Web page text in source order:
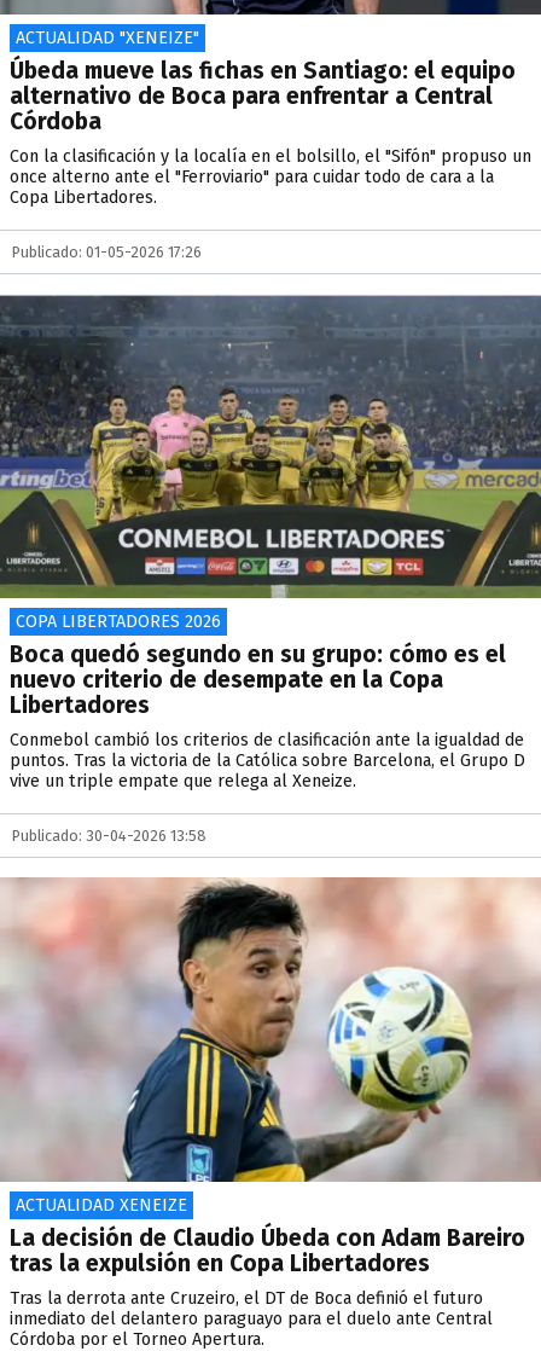
ACTUALIDAD "XENEIZE"
Úbeda mueve las fichas en Santiago: el equipo
alternativo de Boca para enfrentar a Central
Córdoba
Con la clasificación y la localía en el bolsillo, el "Sifón" propuso un
once alterno ante el "Ferroviario" para cuidar todo de cara a la
Copa Libertadores.
Publicado: 01-05-2026 17:26
COPA LIBERTADORES 2026
Boca quedó segundo en su grupo: cómo es el
nuevo criterio de desempate en la Copa
Libertadores
Conmebol cambió los criterios de clasificación ante la igualdad de
puntos. Tras la victoria de la Católica sobre Barcelona, el Grupo D
vive un triple empate que relega al Xeneize.
Publicado: 30-04-2026 13:58
ACTUALIDAD XENEIZE
La decisión de Claudio Úbeda con Adam Bareiro
tras la expulsión en Copa Libertadores
Tras la derrota ante Cruzeiro, el DT de Boca definió el futuro
inmediato del delantero paraguayo para el duelo ante Central
Córdoba por el Torneo Apertura.